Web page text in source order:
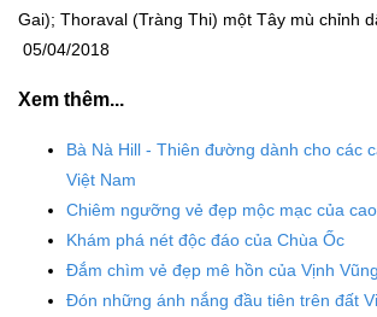
Gai); Thoraval (Tràng Thi) một Tây mù chỉnh
05/04/2018
Xem thêm...
Bà Nà Hill - Thiên đường dành cho các
Việt Nam
Chiêm ngưỡng vẻ đẹp mộc mạc của
Khám phá nét độc đáo của Chùa Ốc
Đắm chìm vẻ đẹp mê hồn của Vịnh
Đón những ánh nắng đầu tiên trên đất